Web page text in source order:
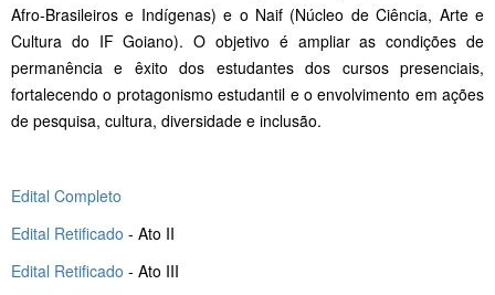
Afro-Brasileiros e Indígenas) e o Naif (Núcleo de Ciência, Arte e
Cultura do IF Goiano). O objetivo é ampliar as condições de
permanência e êxito dos estudantes dos cursos presenciais,
fortalecendo o protagonismo estudantil e o envolvimento em ações
de pesquisa, cultura, diversidade e inclusão.
Edital Completo
Edital Retificado - Ato II
Edital Retificado - Ato III